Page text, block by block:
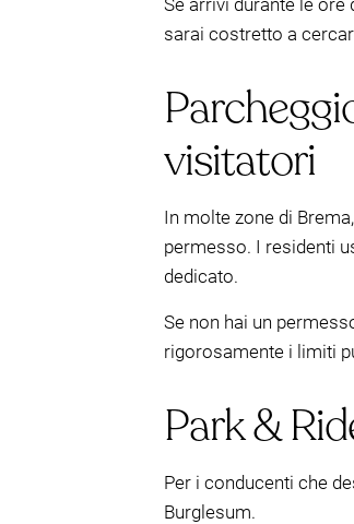
Se arrivi durante le ore
sarai costretto a
visitatori
In molte zone di
permesso. I residenti
dedicato.
Se non hai un
rigorosamente i limiti
Park &
Per i conducenti che
Burglesum.